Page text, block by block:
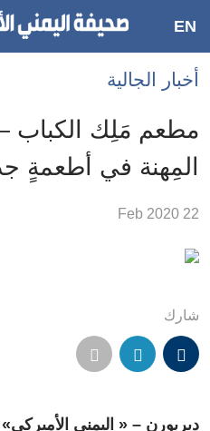
Accessibility
links
الرئيسي
الأقسام
Skip
Search
EN
أخبار الجالية
مطعم مَلِك الكباب
المِهنة في أطعمةٍ
22 Feb 2020
شارك
ديربورن – « اليمني الأميركي»